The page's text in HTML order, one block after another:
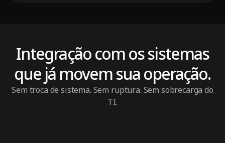
Integração com os sistemas
que já movem sua operação.
Sem troca de sistema. Sem ruptura. Sem sobrecarga do
TI.